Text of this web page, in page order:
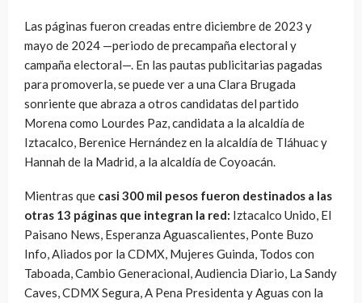
Las páginas fueron creadas entre diciembre de 2023 y
mayo de 2024 —periodo de precampaña electoral y
campaña electoral—. En las pautas publicitarias pagadas
para promoverla, se puede ver a una Clara Brugada
sonriente que abraza a otros candidatas del partido
Morena como Lourdes Paz, candidata a la alcaldía de
Iztacalco, Berenice Hernández en la alcaldía de Tláhuac y
Hannah de la Madrid, a la alcaldía de Coyoacán.
Mientras que casi 300 mil pesos fueron destinados a las
otras 13 páginas que integran la red: Iztacalco Unido, El
Paisano News, Esperanza Aguascalientes, Ponte Buzo
Info, Aliados por la CDMX, Mujeres Guinda, Todos con
Taboada, Cambio Generacional, Audiencia Diario, La Sandy
Caves, CDMX Segura, A Pena Presidenta y Aguas con la